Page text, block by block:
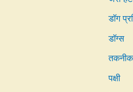
डॉग
डॉग्स
तकनीक
पक्षी